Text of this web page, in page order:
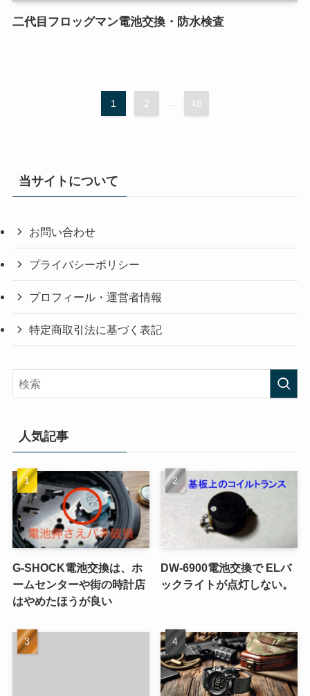
二代目フロッグマン電池交換・防水検査
1 2 ... 48
当サイトについて
お問い合わせ
プライバシーポリシー
プロフィール・運営者情報
特定商取引法に基づく表記
人気記事
G-SHOCK電池交換は、ホ
ームセンターや街の時計店
はやめたほうが良い
DW-6900電池交換で ELバ
ックライトが点灯しない。